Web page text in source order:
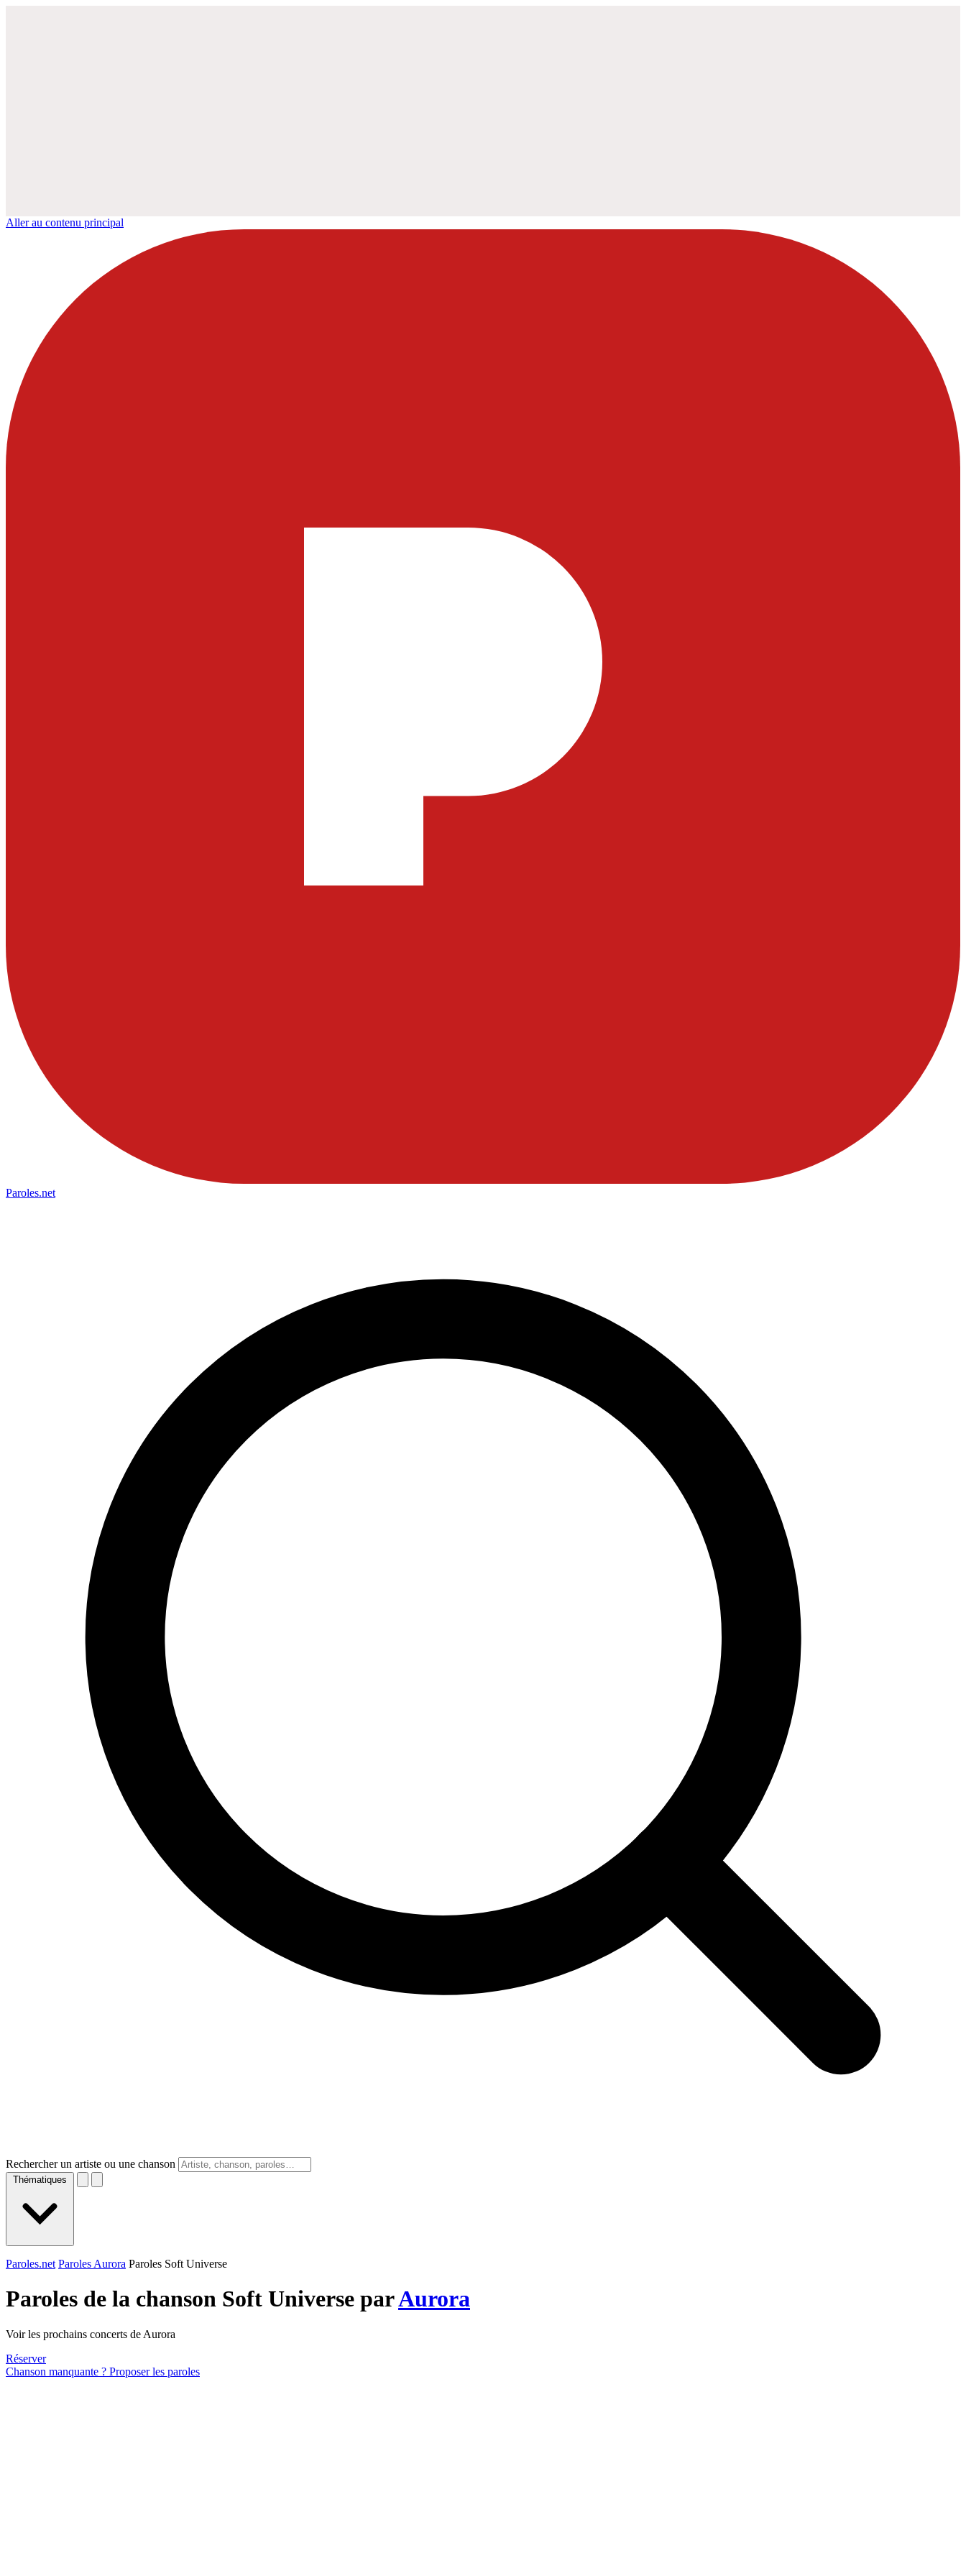
Aller au contenu principal
Paroles.net
Rechercher un artiste ou une chanson
Thématiques
Paroles.net Paroles Aurora Paroles Soft Universe
Paroles de la chanson Soft Universe parAurora
Voir les prochains concerts de Aurora
Réserver
Chanson manquante ? Proposer les paroles